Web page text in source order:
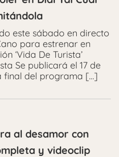
este sábado en directo
para estrenar en
‘Vida De Turista’
Se publicará el 17 de
final del programa […]
al desamor con
y videoclip